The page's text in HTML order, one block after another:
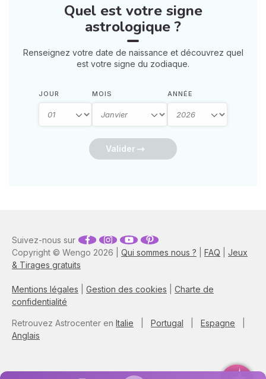
intérieur. 🛡️🌒
Quel est votre signe
astrologique ?
Renseignez votre date de naissance et découvrez quel
est votre signe du zodiaque.
JOUR MOIS ANNÉE
Valider
Copyright © Wengo 2026 | Qui sommes nous ? FAQ
Jeux
& Tirages gratuits
Mentions légales Gestion des cookies
Charte de
confidentialité
Suivez-nous sur
Retrouvez Astrocenter en Italie Portugal Espagne
Anglais